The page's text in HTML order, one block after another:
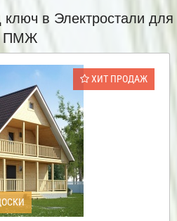
в Электростали для
ПМЖ
ХИТ ПРОДАЖ